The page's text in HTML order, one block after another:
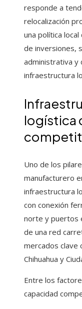
responde a
relocalización
una política
de inversiones,
administrativa y
infraestructura
logística
Uno de los
manufacturero
infraestructura
con conexión
norte y puertos
de una red
mercados clave
Chihuahua y
Entre los
capacidad